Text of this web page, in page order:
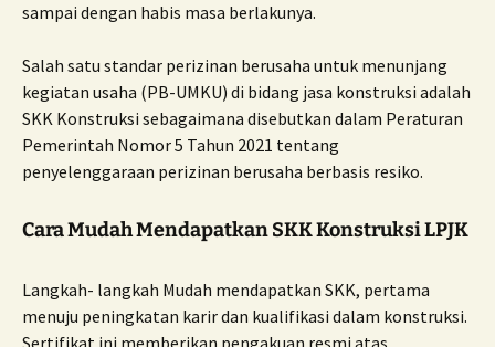
sampai dengan habis masa berlakunya.
Salah satu standar perizinan berusaha untuk menunjang
kegiatan usaha (PB-UMKU) di bidang jasa konstruksi adalah
SKK Konstruksi sebagaimana disebutkan dalam Peraturan
Pemerintah Nomor 5 Tahun 2021 tentang
penyelenggaraan perizinan berusaha berbasis resiko.
Cara Mudah Mendapatkan SKK Konstruksi LPJK
Langkah- langkah Mudah mendapatkan SKK, pertama
menuju peningkatan karir dan kualifikasi dalam konstruksi.
Sertifikat ini memberikan pengakuan resmi atas